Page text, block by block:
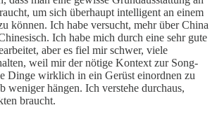
um sich überhaupt intelligent an einem
können. Ich habe versucht, mehr über China
Ich habe mich durch eine sehr gute
aber es fiel mir schwer, viele
weil mir der nötige Kontext zur Song-
Dinge wirklich in ein Gerüst einordnen zu
weniger hängen. Ich verstehe durchaus,
braucht.